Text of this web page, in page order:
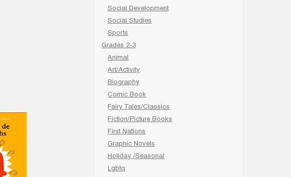
Social Development
Social Studies
Sports
Grades 2-3
Animal
Art/Activity
Biography
Comic Book
Fairy Tales/Classics
Fiction/Picture Books
First Nations
Graphic Novels
Holiday /Seasonal
Lgbtq